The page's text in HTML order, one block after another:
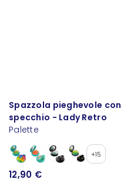
Spazzola pieghevole con
specchio - Lady Retro
Palette
+15
12,90 €